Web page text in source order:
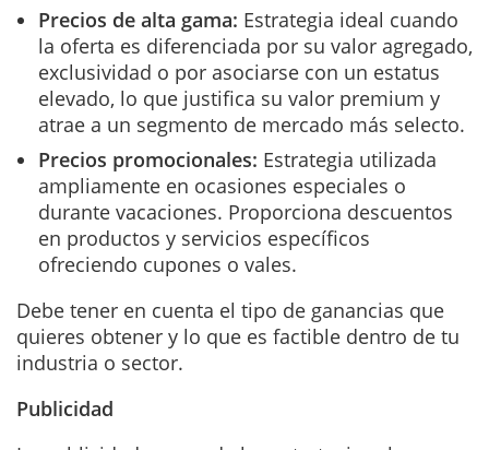
Precios de alta gama: Estrategia ideal cuando
la oferta es diferenciada por su valor agregado,
exclusividad o por asociarse con un estatus
elevado, lo que justifica su valor premium y
atrae a un segmento de mercado más selecto.
Precios promocionales: Estrategia utilizada
ampliamente en ocasiones especiales o
durante vacaciones. Proporciona descuentos
en productos y servicios específicos
ofreciendo cupones o vales.
Debe tener en cuenta el tipo de ganancias que
quieres obtener y lo que es factible dentro de tu
industria o sector.
Publicidad